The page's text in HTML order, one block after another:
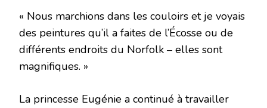
« Nous marchions dans les couloirs et je voyais
des peintures qu’il a faites de l’Écosse ou de
différents endroits du Norfolk – elles sont
magnifiques. »
La princesse Eugénie a continué à travailler